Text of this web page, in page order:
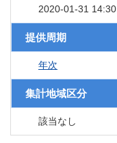
2020-01-31 14:30
提供周期
年次
集計地域区分
該当なし